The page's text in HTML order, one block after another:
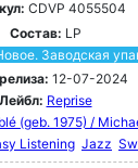
CDVP 4055504
Состав: LP
Заводская
12-07-2024
Лейбл: Reprise
(geb. 1975) /
Listening Jazz